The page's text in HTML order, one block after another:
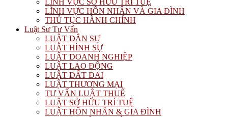
LĨNH VỰC SỞ HỮU TRÍ TUỆ
LĨNH VỰC HÔN NHÂN VÀ GIA ĐÌNH
THỦ TỤC HÀNH CHÍNH
Luật Sư Tư Vấn
LUẬT DÂN SỰ
LUẬT HÌNH SỰ
LUẬT DOANH NGHIỆP
LUẬT LAO ĐỘNG
LUẬT ĐẤT ĐAI
LUẬT THƯƠNG MẠI
TƯ VẤN LUẬT THUẾ
LUẬT SỞ HỮU TRÍ TUỆ
LUẬT HÔN NHÂN & GIA ĐÌNH